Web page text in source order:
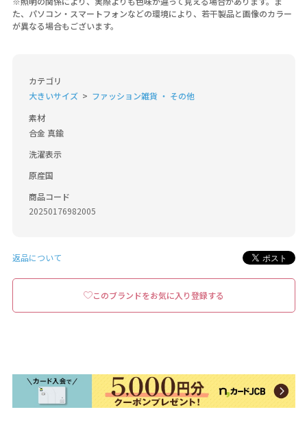
た、パソコン・スマートフォンなどの環境により、若干製品と画像のカラー
が異なる場合もございます。
カテゴリ
大きいサイズ
ファッション雑貨 ・ その他
素材
合金 真鍮
洗濯表示
原産国
商品コード
20250176982005
返品について
このブランドをお気に入り登録する